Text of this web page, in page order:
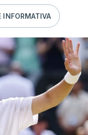
INFORMATIVA